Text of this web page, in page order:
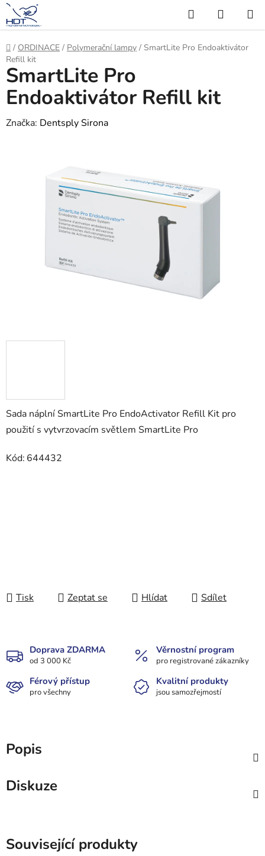
Přejít
na
obsah
Hledat
KOŠÍK
Domů
/ ORDINACE / Polymerační lampy / SmartLite Pro Endoaktivátor
Refill kit
Sada náplní SmartLite Pro EndoActivator Refill Kit pro
použití s vytvrzovacím světlem SmartLite Pro
Kód: 644432
Tisk Zeptat se Hlídat Sdílet
SmartLite Pro
Endoaktivátor Refill kit
Značka: Dentsply Sirona
Doprava ZDARMA
od 3 000 Kč
Věrnostní program
pro registrované zákazníky
Férový přístup
pro všechny
Kvalitní produkty
jsou samozřejmostí
Popis
Diskuze
Související produkty